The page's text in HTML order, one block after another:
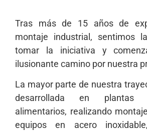
Tras más de 15 años de
montaje industrial, sentimos
tomar la iniciativa y
ilusionante camino por nuestra
La mayor parte de nuestra
desarrollada en plantas
alimentarios, realizando
equipos en acero